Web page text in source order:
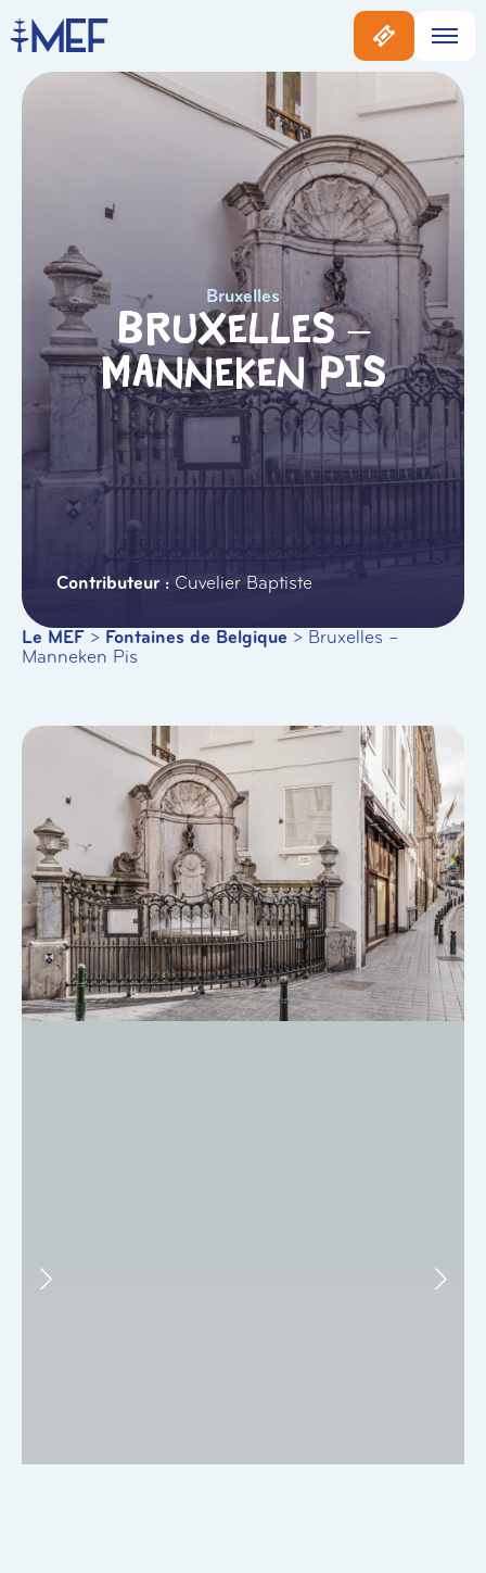
Bruxelles
Bruxelles –
Manneken Pis
Cuvelier Baptiste
Le MEF > Fontaines de Belgique > Bruxelles –
Manneken Pis